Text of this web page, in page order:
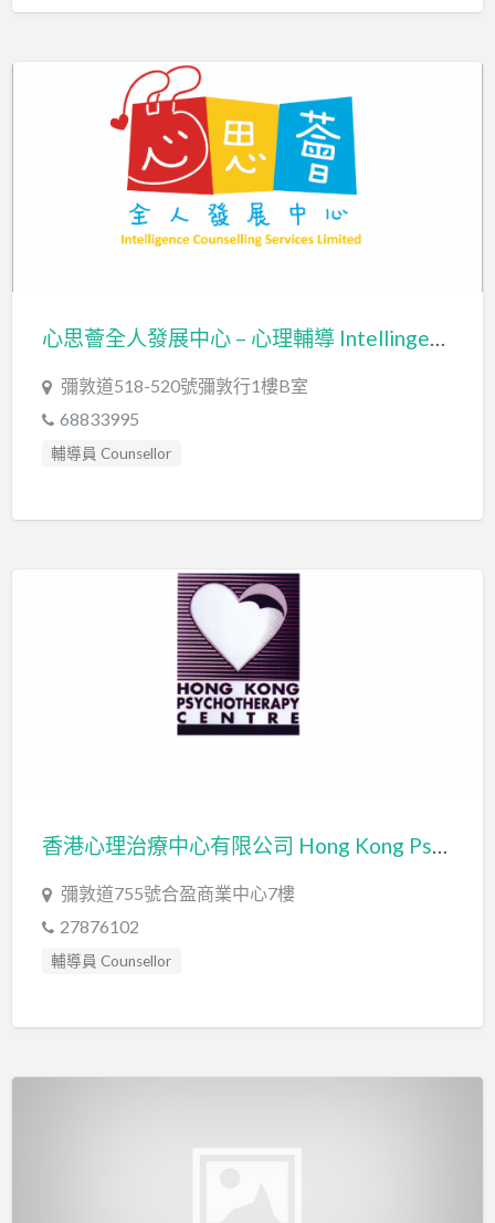
心思薈全人發展中心 – 心理輔導 Intellingence Counselling Services Ltd
彌敦道518-520號彌敦行1樓B室
68833995
輔導員 Counsellor
香港心理治療中心有限公司 Hong Kong Psychotherapy Centre Limited
彌敦道755號合盈商業中心7樓
27876102
輔導員 Counsellor